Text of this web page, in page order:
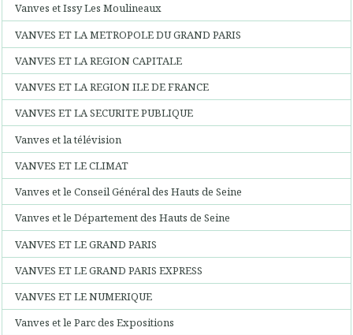
Vanves et Issy Les Moulineaux
VANVES ET LA METROPOLE DU GRAND PARIS
VANVES ET LA REGION CAPITALE
VANVES ET LA REGION ILE DE FRANCE
VANVES ET LA SECURITE PUBLIQUE
Vanves et la télévision
VANVES ET LE CLIMAT
Vanves et le Conseil Général des Hauts de Seine
Vanves et le Département des Hauts de Seine
VANVES ET LE GRAND PARIS
VANVES ET LE GRAND PARIS EXPRESS
VANVES ET LE NUMERIQUE
Vanves et le Parc des Expositions